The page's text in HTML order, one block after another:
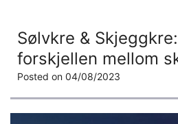
Sølvkre &
forskjellen mellom
Posted on 04/08/2023